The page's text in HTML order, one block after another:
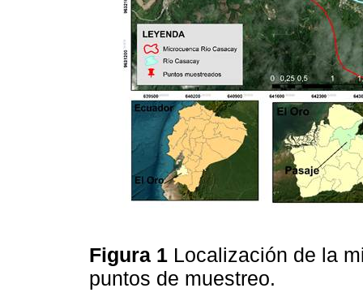
Figura 1 Localización de la
puntos de muestreo.